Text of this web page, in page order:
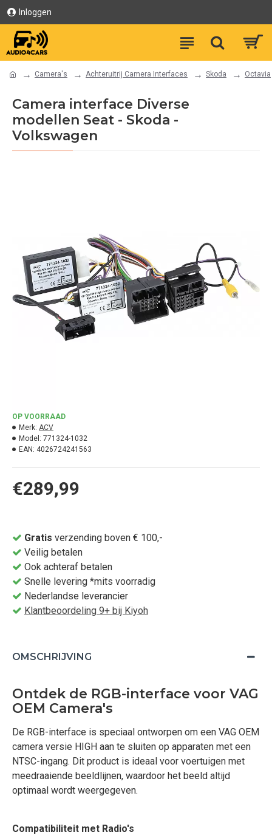
Inloggen
Camera's Achteruitrij Camera Interfaces Skoda Octavia
Camera interface Diverse
modellen Seat - Skoda -
Volkswagen
€289,99
OP VOORRAAD
Merk: ACV
Model: 771324-1032
EAN: 4026724241563
Gratis verzending boven € 100,-
Veilig betalen
Ook achteraf betalen
Snelle levering *mits voorradig
Nederlandse leverancier
Klantbeoordeling 9+ bij Kiyoh
OMSCHRIJVING
Ontdek de RGB-interface voor VAG
OEM Camera's
De RGB-interface is speciaal ontworpen om een VAG OEM
camera versie HIGH aan te sluiten op apparaten met een
NTSC-ingang. Dit product is ideaal voor voertuigen met
meedraaiende beeldlijnen, waardoor het beeld altijd
optimaal wordt weergegeven.
Compatibiliteit met Radio's